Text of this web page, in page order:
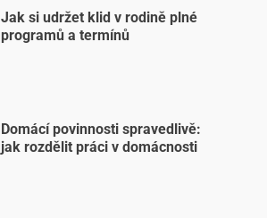
Jak si udržet klid v rodině plné
programů a termínů
Domácí povinnosti spravedlivě:
jak rozdělit práci v domácnosti